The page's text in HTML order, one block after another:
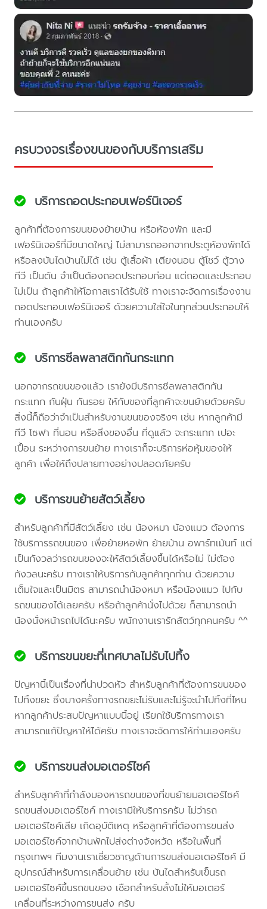
ครบวงจรเรื่องขนของกับบริการเสริม
บริการถอดประกอบเฟอร์นิเจอร์
ลูกค้าที่ต้องการขนของย้ายบ้าน หรือห้องพัก และมี
เฟอร์นิเจอร์ที่มีขนาดใหญ่ ไม่สามารถออกจากประตูห้องพักได้
หรือลงบันไดบ้านไม่ได้ เช่น ตู้เสื้อผ้า เตียงนอน ตู้โชว์ ตู้วาง
ทีวี เป็นต้น จำเป็นต้องถอดประกอบก่อน แต่ถอดและประกอบ
ไม่เป็น ถ้าลูกค้าให้โอกาสเราได้รับใช้ ทางเราจะจัดการเรื่องงาน
ถอดประกอบเฟอร์นิเจอร์ ด้วยความใส่ใจในทุกส่วนประกอบให้
ท่านเองครับ
บริการซีลพลาสติกกันกระแทก
นอกจากรถขนของแล้ว เรายังมีบริการซีลพลาสติกกัน
กระแทก กันฝุ่น กันรอย ให้กับของที่ลูกค้าจะขนย้ายด้วยครับ
สิ่งนี้ก็ถือว่าจำเป็นสำหรับงานขนของจริงๆ เช่น หากลูกค้ามี
ทีวี โซฟา ที่นอน หรือสิ่งของอื่น ที่ดูแล้ว จะกระแทก เปอะ
เปื้อน ระหว่างการขนย้าย ทางเราก็จะบริการห่อหุ้มของให้
ลูกค้า เพื่อให้ถึงปลายทางอย่างปลอดภัยครับ
บริการขนย้ายสัตว์เลี้ยง
สำหรับลูกค้าที่มีสัตว์เลี้ยง เช่น น้องหมา น้องแมว ต้องการ
ใช้บริการรถขนของ เพื่อย้ายหอพัก ย้ายบ้าน อพาร์ทเม้นท์ แต่
เป็นกังวลว่ารถขนของจะให้สัตว์เลี้ยงขึ้นได้หรือไม่ ไม่ต้อง
กังวลนะครับ ทางเราให้บริการกับลูกค้าทุกท่าน ด้วยความ
เต็มใจและเป็นมิตร สามารถนำน้องหมา หรือน้องแมว ไปกับ
รถขนของได้เลยครับ หรือถ้าลูกค้านั่งไปด้วย ก็สามารถนำ
น้องนั่งหน้ารถไปได้นะครับ พนักงานเรารักสัตว์ทุกคนครับ ^^
บริการขนขยะที่เทศบาลไม่รับไปทิ้ง
ปัญหานี้เป็นเรื่องที่น่าปวดหัว สำหรับลูกค้าที่ต้องการขนของ
ไปทิ้งขยะ ซึ่งบางครั้งทางรถขยะไม่รับและไม่รู้จะนำไปทิ้งที่ไหน
หากลูกค้าประสบปัญหาแบบนี้อยู่ เรียกใช้บริการทางเรา
สามารถแก้ปัญหาให้ได้ครับ ทางเราจะจัดการให้ท่านเองครับ
บริการขนส่งมอเตอร์ไซค์
สำหรับลูกค้าที่กำลังมองหารถขนของที่ขนย้ายมอเตอร์ไซค์
รถขนส่งมอเตอร์ไซค์ ทางเรามีให้บริการครับ ไม่ว่ารถ
มอเตอร์ไซค์เสีย เกิดอุบัติเหตุ หรือลูกค้าที่ต้องการขนส่ง
มอเตอร์ไซค์จากบ้านพักไปส่งต่างจังหวัด หรือในพื้นที่
กรุงเทพฯ ทีมงานเราเชี่ยวชาญด้านการขนส่งมอเตอร์ไซค์ มี
อุปกรณ์สำหรับการเคลื่อนย้าย เช่น บันไดสำหรับเข็นรถ
มอเตอร์ไซค์ขึ้นรถขนของ เชือกสำหรับลั้งไม่ให้มอเตอร์
เคลื่อนที่ระหว่างการขนส่ง ครับ